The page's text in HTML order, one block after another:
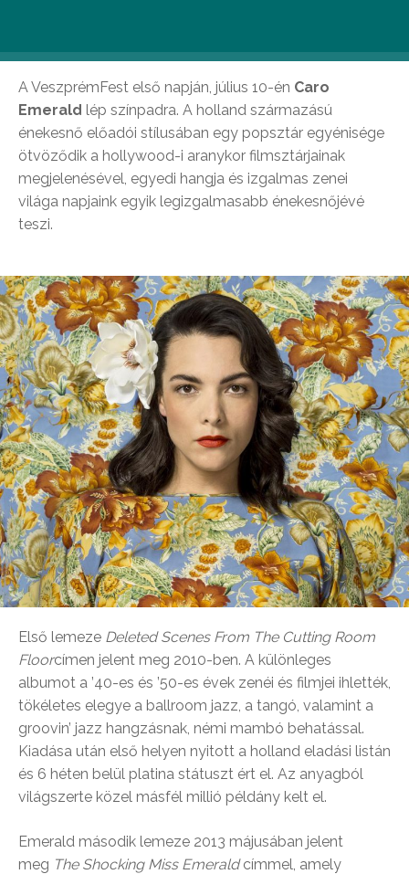
A VeszprémFest első napján, július 10-én Caro
Emerald lép színpadra. A holland származású
énekesnő előadói stílusában egy popsztár egyénisége
ötvöződik a hollywood-i aranykor filmsztárjainak
megjelenésével, egyedi hangja és izgalmas zenei
világa napjaink egyik legizgalmasabb énekesnőjévé
teszi.
Első lemeze Deleted Scenes From The Cutting Room
Floorcímen jelent meg 2010-ben. A különleges
albumot a ’40-es és ’50-es évek zenéi és filmjei ihlették,
tökéletes elegye a ballroom jazz, a tangó, valamint a
groovin’ jazz hangzásnak, némi mambó behatással.
Kiadása után első helyen nyitott a holland eladási listán
és 6 héten belül platina státuszt ért el. Az anyagból
világszerte közel másfél millió példány kelt el.
Emerald második lemeze 2013 májusában jelent
meg The Shocking Miss Emeraldcímmel, amely